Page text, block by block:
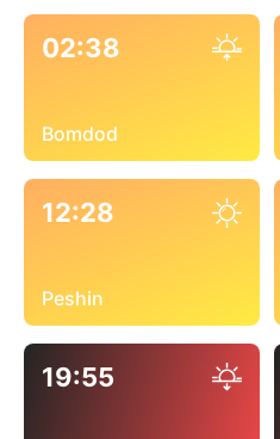
02:38
Bomdod
12:28
Peshin
19:55